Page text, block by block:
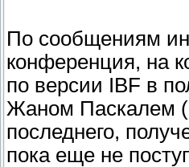
По сообщениям
конференция, на
по версии IBF в
Жаном Паскалем
последнего,
пока еще не